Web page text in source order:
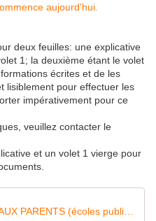
deux feuilles: une explicative
1; la deuxième étant le volet
écrites et de les
lisiblement pour effectuer les
impérativement pour ce
veuillez contacter le
et un volet 1 vierge pour